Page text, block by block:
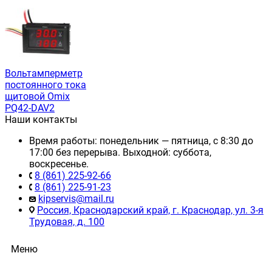
Вольтамперметр
постоянного тока
щитовой Omix
PQ42-DAV2
Наши контакты
Время работы: понедельник — пятница, с 8:30 до
17:00 без перерыва. Выходной: суббота,
воскресенье.
8 (861) 225-92-66
8 (861) 225-91-23
kipservis@mail.ru
Россия, Краснодарский край, г. Краснодар, ул. 3-я
Трудовая, д. 100
Меню